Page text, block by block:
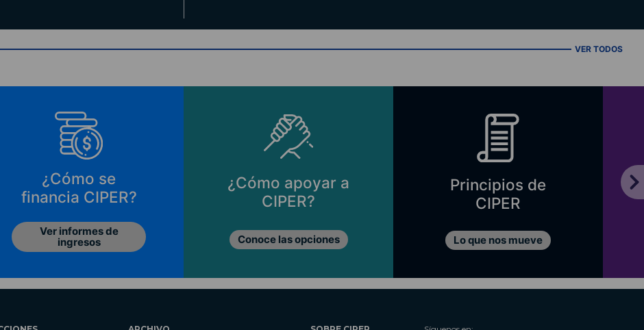
VER TODOS
¿Cómo se
financia CIPER?
Ver informes de
ingresos
¿Cómo apoyar a
CIPER?
Conoce las opciones
Principios de
CIPER
Lo que nos mueve